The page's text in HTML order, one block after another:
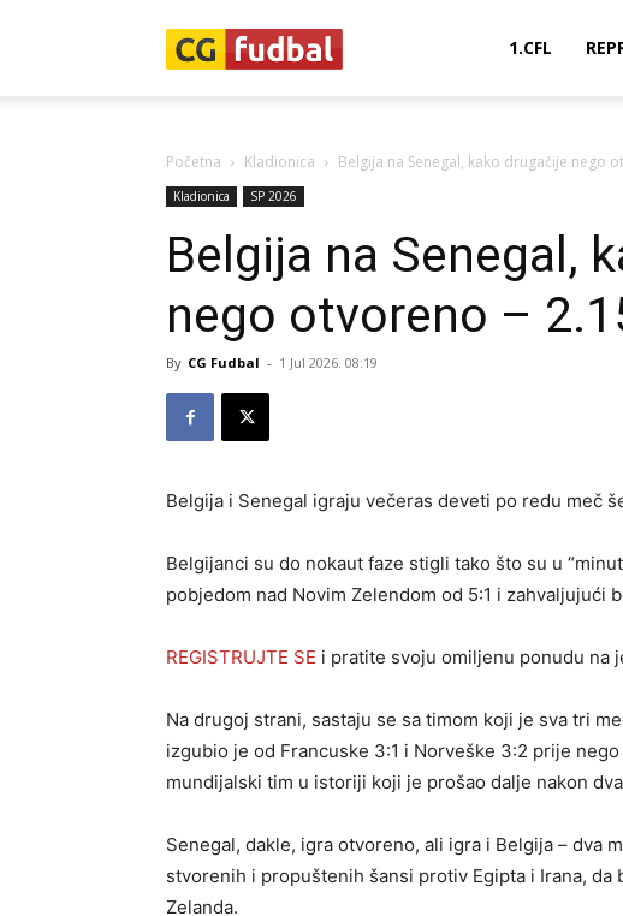
1.CFL
Početna Kladionica Belgija na Senegal, kako drugačije nego
Kladionica SP 2026
Belgija na Senegal,
nego otvoreno –
By CG Fudbal - 1 Jul 2026. 08:19
Belgija i Senegal igraju večeras deveti po redu meč
Belgijanci su do nokaut faze stigli tako što su u
pobjedom nad Novim Zelendom od 5:1 i zahvaljujući
REGISTRUJTE SE i pratite svoju omiljenu ponudu na
Na drugoj strani, sastaju se sa timom koji je sva tri
izgubio je od Francuske 3:1 i Norveške 3:2 prije
mundijalski tim u istoriji koji je prošao dalje nakon
Senegal, dakle, igra otvoreno, ali igra i Belgija – dva
stvorenih i propuštenih šansi protiv Egipta i Irana,
Zelanda.